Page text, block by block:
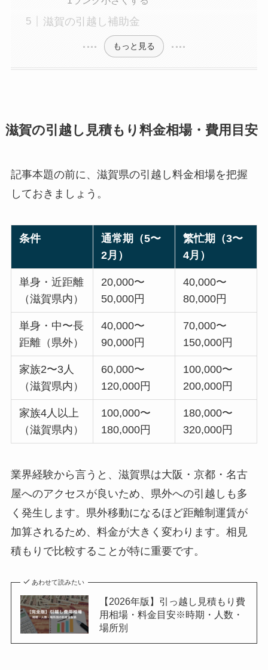
滋賀の引越し補助金
もっと見る
滋賀の引越し見積もり料金相場・費用目安
記事本題の前に、滋賀県の引越し料金相場を把握
しておきましょう。
条件
通常期（5〜
2月）
繁忙期（3〜
4月）
単身・近距離
（滋賀県内）
20,000〜
50,000円
40,000〜
80,000円
単身・中〜長
距離（県外）
40,000〜
90,000円
70,000〜
150,000円
家族2〜3人
（滋賀県内）
60,000〜
120,000円
100,000〜
200,000円
家族4人以上
（滋賀県内）
100,000〜
180,000円
180,000〜
320,000円
業界経験から言うと、滋賀県は大阪・京都・名古
屋へのアクセスが良いため、県外への引越しも多
く発生します。県外移動になるほど距離制運賃が
加算されるため、料金が大きく変わります。相見
積もりで比較することが特に重要です。
あわせて読みたい
【2026年版】引っ越し見積もり費
用相場・料金目安※時期・人数・
場所別